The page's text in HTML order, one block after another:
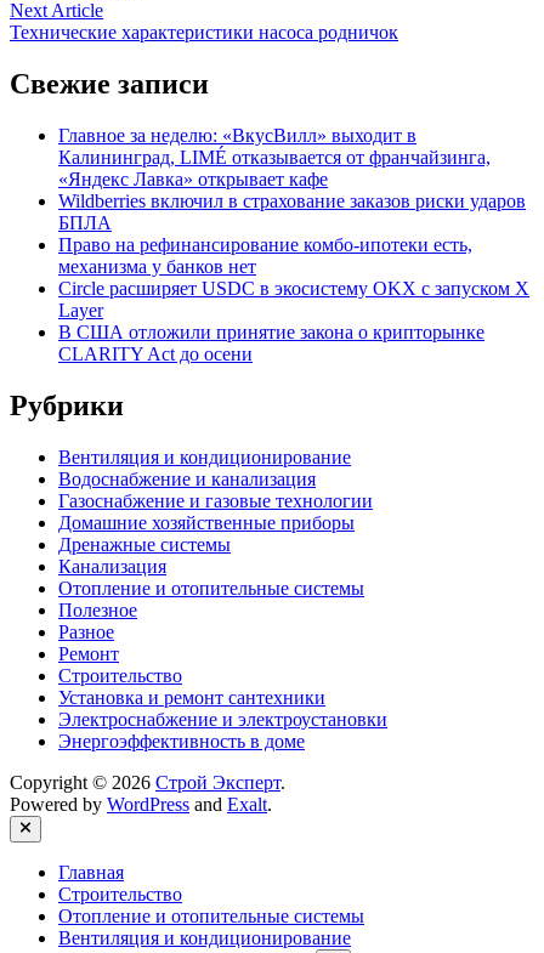
записям
Next ArticleNext
article:
Технические характеристики насоса родничок
Свежие записи
Главное за неделю: «ВкусВилл» выходит в
Калининград, LIMÉ отказывается от франчайзинга,
«Яндекс Лавка» открывает кафе
Wildberries включил в страхование заказов риски ударов
БПЛА
Право на рефинансирование комбо-ипотеки есть,
механизма у банков нет
Circle расширяет USDC в экосистему OKX с запуском X
Layer
В США отложили принятие закона о крипторынке
CLARITY Act до осени
Рубрики
Вентиляция и кондиционирование
Водоснабжение и канализация
Газоснабжение и газовые технологии
Домашние хозяйственные приборы
Дренажные системы
Канализация
Отопление и отопительные системы
Полезное
Разное
Ремонт
Строительство
Установка и ремонт сантехники
Электроснабжение и электроустановки
Энергоэффективность в доме
Copyright © 2026 Строй Эксперт.
Powered by WordPress and Exalt.
Close
Главная
Строительство
Отопление и отопительные системы
Вентиляция и кондиционирование